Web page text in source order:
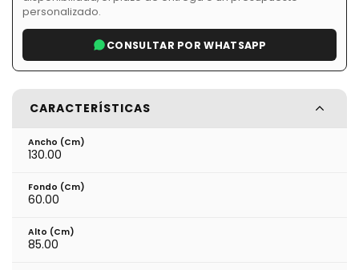
personalizado.
CONSULTAR POR WHATSAPP
CARACTERÍSTICAS
Ancho (cm)
130.00
Fondo (cm)
60.00
Alto (cm)
85.00